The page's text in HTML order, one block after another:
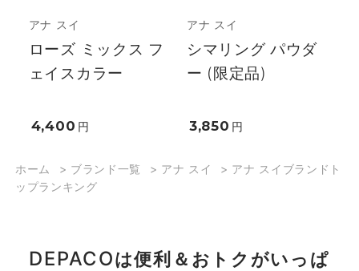
アナ スイ
ローズ ミックス フ
ェイスカラー
4,400 円
アナ スイ
シマリング パウダ
ー (限定品)
3,850 円
ホーム > ブランド一覧 > アナ スイ > アナ スイブランドト
ップランキング
DEPACOは便利＆おトクがいっぱ